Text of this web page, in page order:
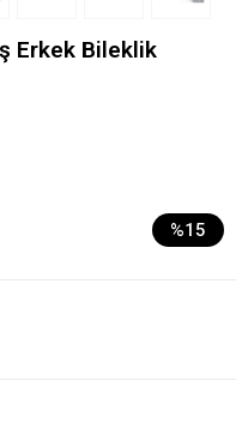
Erkek Bileklik
%15